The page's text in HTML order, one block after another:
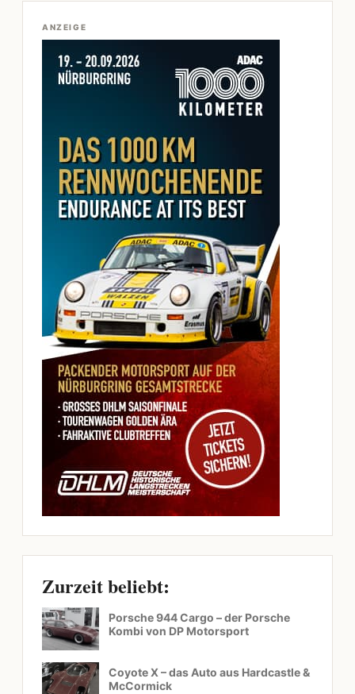
ANZEIGE
Zurzeit beliebt:
Porsche 944 Cargo – der Porsche
Kombi von DP Motorsport
Coyote X – das Auto aus Hardcastle &
McCormick